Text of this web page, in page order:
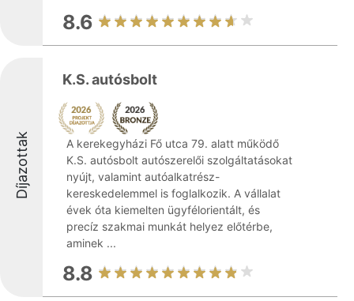
8.6
Díjazottak
K.S. autósbolt
A kerekegyházi Fő utca 79. alatt működő
K.S. autósbolt autószerelői szolgáltatásokat
nyújt, valamint autóalkatrész-
kereskedelemmel is foglalkozik. A vállalat
évek óta kiemelten ügyfélorientált, és
precíz szakmai munkát helyez előtérbe,
aminek ...
8.8